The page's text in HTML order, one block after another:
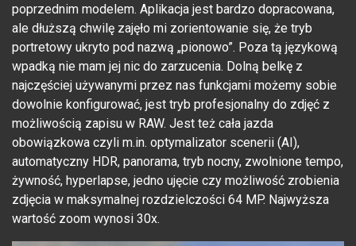
poprzednim modelem. Aplikacja jest bardzo dopracowana,
ale dłuższą chwilę zajęło mi zorientowanie się, że tryb
portretowy ukryto pod nazwą „pionowo”. Poza tą językową
wpadką nie mam jej nic do zarzucenia. Dolną belkę z
najczęściej używanymi przez nas funkcjami możemy sobie
dowolnie konfigurować, jest tryb profesjonalny do zdjęć z
możliwością zapisu w RAW. Jest też cała jazda
obowiązkowa czyli m.in. optymalizator scenerii (AI),
automatyczny HDR, panorama, tryb nocny, zwolnione tempo,
żywność, hyperlapse, jedno ujęcie czy możliwość zrobienia
zdjęcia w maksymalnej rozdzielczości 64 MP. Najwyższa
wartość zoom wynosi 30x.